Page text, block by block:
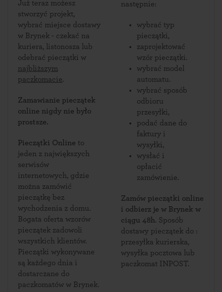
Już teraz możesz
stworzyć projekt,
wybrać miejsce dostawy
w Brynek - czekać na
kuriera, listonosza lub
odebrać pieczątki w
najbliższym
paczkomacie.
Zamawianie pieczątek
online nigdy nie było
prostsze.
Pieczątki Online to
jeden z największych
serwisów
internetowych, gdzie
można zamówić
pieczątkę bez
wychodzenia z domu.
Bogata oferta wzorów
pieczątek zadowoli
wszystkich klientów.
Pieczątki wykonywane
są każdego dnia i
dostarczane do
paczkomatów w Brynek.
następnie:
wybrać typ
pieczątki,
zaprojektować
wzór pieczątki.
wybrać model
automatu.
wybrać sposób
odbioru
przesyłki,
podać dane do
faktury i
wysyłki,
wysłać i
opłacić
zamówienie.
Zamów pieczątki online
i odbierz je w Brynek w
ciągu 48h. Sposób
dostawy pieczątek do :
przesyłka kurierska,
wysyłka pocztowa lub
paczkomat INPOST.